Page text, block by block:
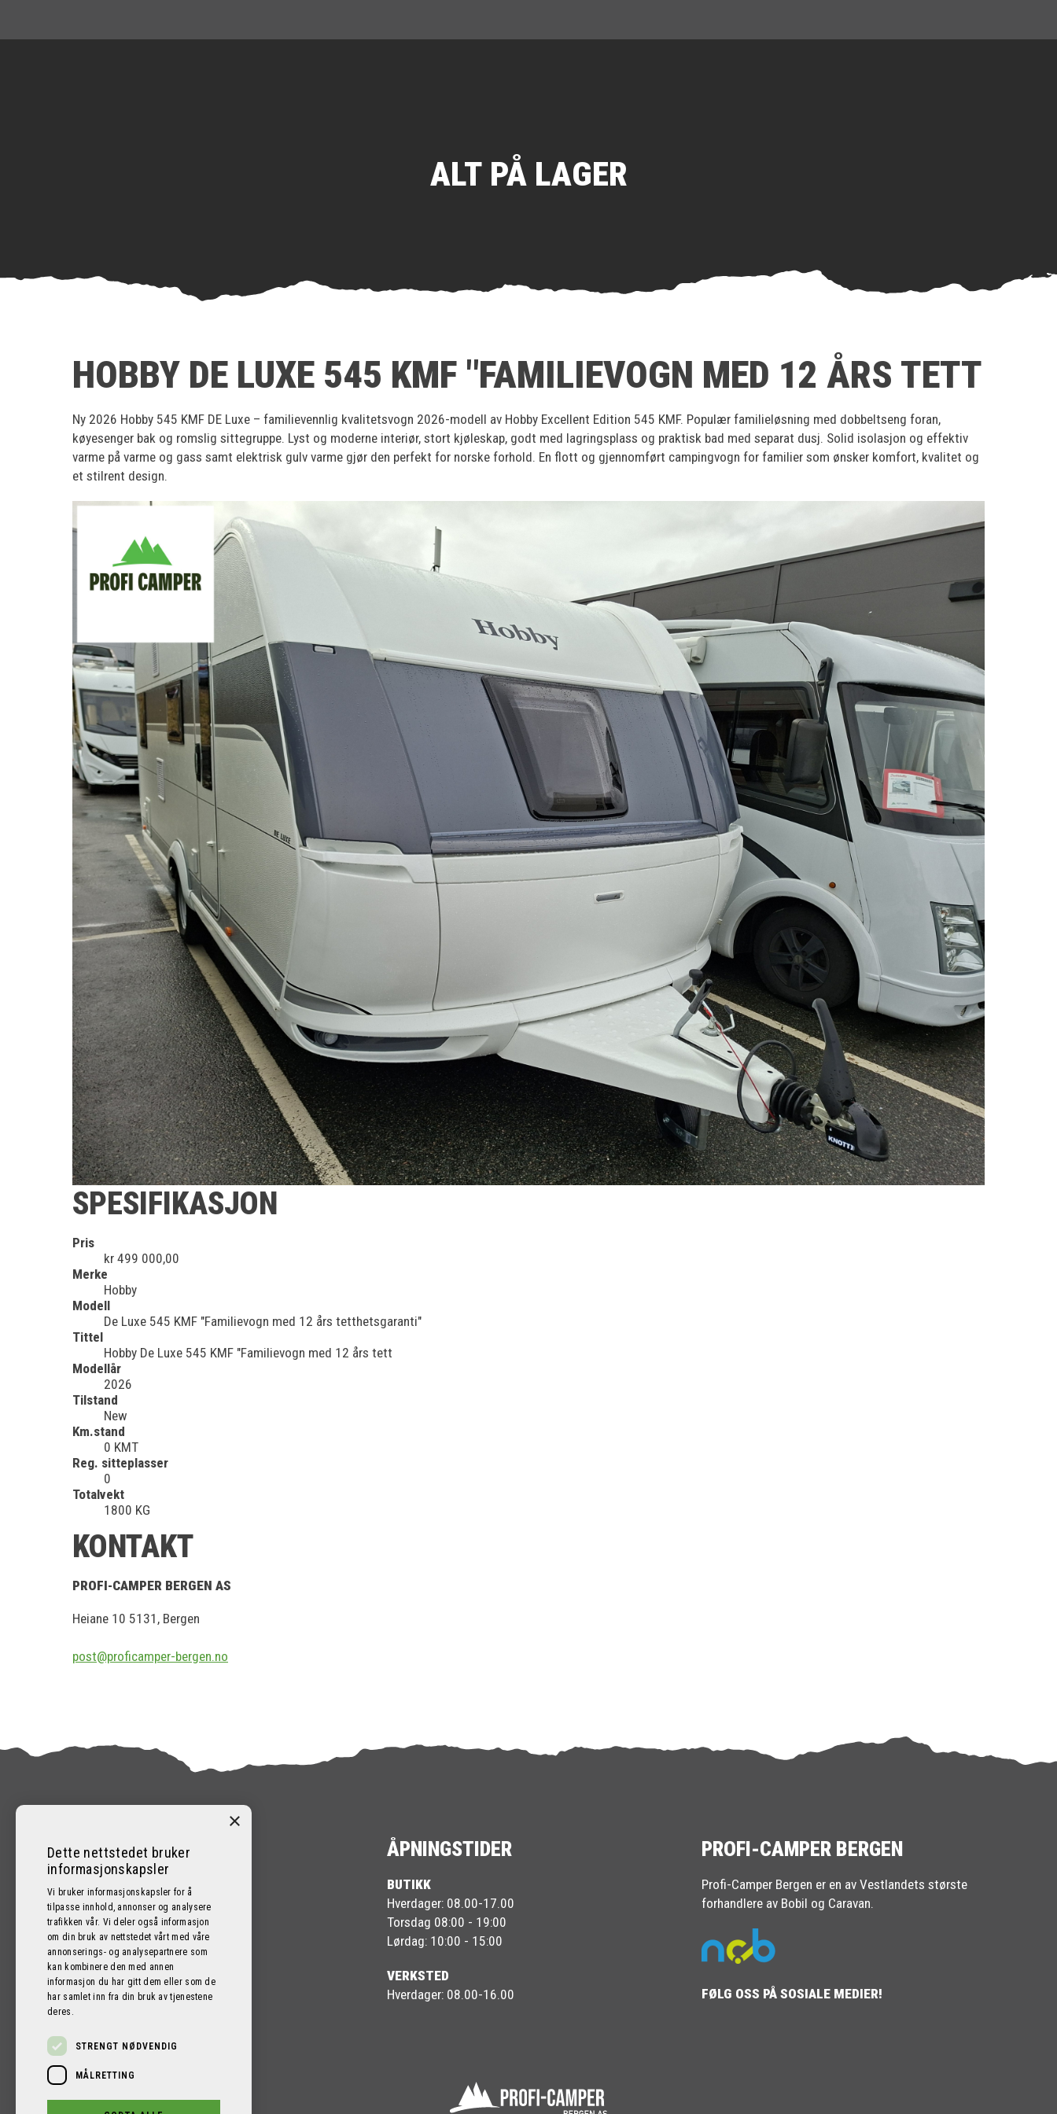
ALT PÅ LAGER
HOBBY DE LUXE 545 KMF "FAMILIEVOGN MED 12 ÅRS TETT
Ny 2026 Hobby 545 KMF DE Luxe – familievennlig kvalitetsvogn 2026-modell av Hobby Excellent Edition 545 KMF. Populær familieløsning med dobbeltseng foran,
køyesenger bak og romslig sittegruppe. Lyst og moderne interiør, stort kjøleskap, godt med lagringsplass og praktisk bad med separat dusj. Solid isolasjon og effektiv
varme på varme og gass samt elektrisk gulv varme gjør den perfekt for norske forhold. En flott og gjennomført campingvogn for familier som ønsker komfort, kvalitet og
et stilrent design.
SPESIFIKASJON
Pris
kr 499 000,00
Merke
Hobby
Modell
De Luxe 545 KMF "Familievogn med 12 års tetthetsgaranti"
Tittel
Hobby De Luxe 545 KMF "Familievogn med 12 års tett
Modellår
2026
Tilstand
New
Km.stand
0 KMT
Reg. sitteplasser
0
Totalvekt
1800 KG
KONTAKT
PROFI-CAMPER BERGEN AS
Heiane 10 5131, Bergen
post@proficamper-bergen.no
KONTAKT
post@proficamper-bergen.no
Nordre Brurås 10, 5131 NYBORG
ÅPNINGSTIDER
BUTIKK
Hverdager: 08.00-17.00
Torsdag 08:00 - 19:00
Lørdag: 10:00 - 15:00
VERKSTED
Hverdager: 08.00-16.00
PROFI-CAMPER BERGEN
Profi-Camper Bergen er en av Vestlandets største
forhandlere av Bobil og Caravan.
FØLG OSS PÅ SOSIALE MEDIER!
×
Dette nettstedet bruker
informasjonskapsler
Vi bruker informasjonskapsler for å
tilpasse innhold, annonser og analysere
trafikken vår. Vi deler også informasjon
om din bruk av nettstedet vårt med våre
annonserings- og analysepartnere som
kan kombinere den med annen
informasjon du har gitt dem eller som de
har samlet inn fra din bruk av tjenestene
deres.
STRENGT NØDVENDIG
MÅLRETTING